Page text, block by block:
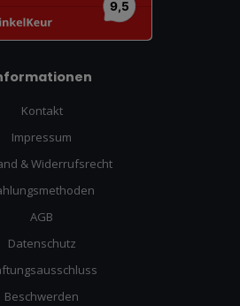
Kontakt
Impressum
& Widerrufsrecht
AGB
Datenschutz
Beschwerden